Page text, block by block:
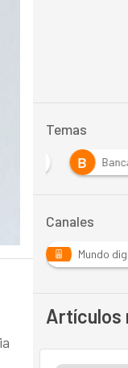
Temas
B
Canales
Mundo
Artículos